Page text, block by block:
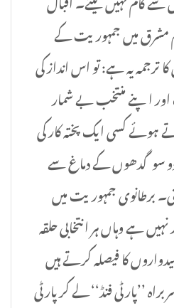
مشرق میں جمہوریت کے
یہ ہے: تو اس انداز کی
اپنے منتخب بے شمار
ہوئے کسی ایک پختہ کار کی
دو سوگدھوں کے دماغ سے
برطانوی جمہوریت میں
ہے وہاں ہر انتخابی حلقہ
کا فیصلہ کرتے ہیں
’’پارٹی فنڈ‘‘ لے کر پارٹی